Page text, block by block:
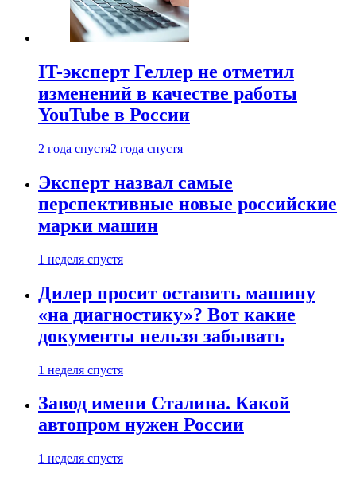
IT-эксперт Геллер не отметил
изменений в качестве работы
YouTube в России
2 года спустя2 года спустя
Эксперт назвал самые
перспективные новые российские
марки машин
1 неделя спустя
Дилер просит оставить машину
«на диагностику»? Вот какие
документы нельзя забывать
1 неделя спустя
Завод имени Сталина. Какой
автопром нужен России
1 неделя спустя